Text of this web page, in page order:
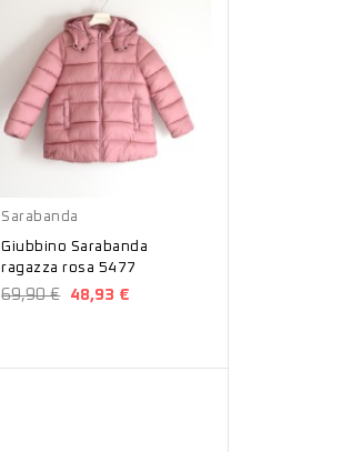
Sarabanda
Giubbino Sarabanda
ragazza rosa 5477
69,90 € 48,93 €